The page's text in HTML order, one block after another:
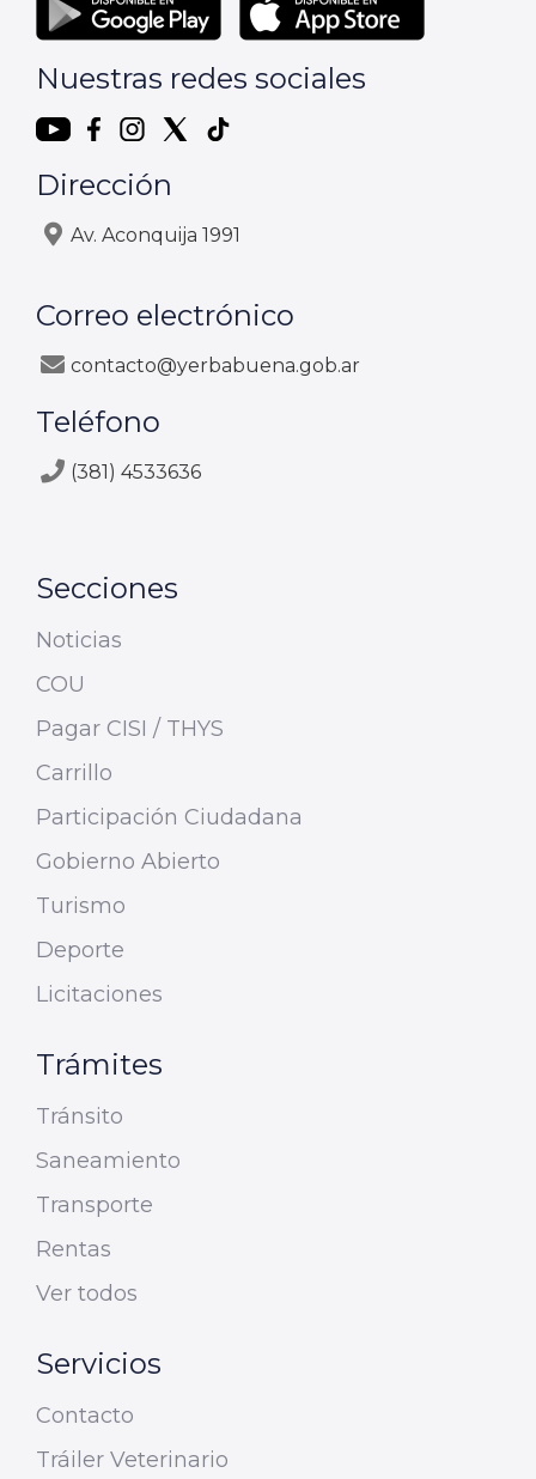
Nuestras redes sociales
Dirección
Av. Aconquija 1991
Correo electrónico
contacto@yerbabuena.gob.ar
Teléfono
(381) 4533636
Secciones
Noticias
COU
Pagar CISI / THYS
Carrillo
Participación Ciudadana
Gobierno Abierto
Turismo
Deporte
Licitaciones
Trámites
Tránsito
Saneamiento
Transporte
Rentas
Ver todos
Servicios
Contacto
Tráiler Veterinario